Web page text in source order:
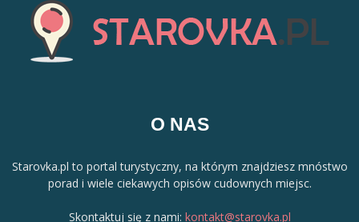
O NAS
Starovka.pl to portal turystyczny, na którym znajdziesz mnóstwo
porad i wiele ciekawych opisów cudownych miejsc.
Skontaktuj się z nami: kontakt@starovka.pl